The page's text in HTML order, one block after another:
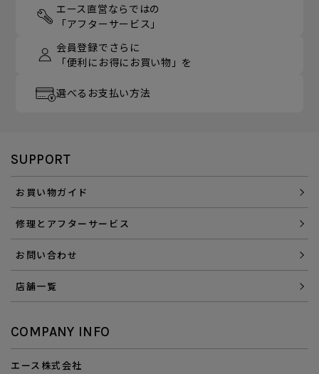
エース直営ならではの
「アフターサービス」
会員登録でさらに
「便利にお得にお買い物」を
選べるお支払い方法
SUPPORT
お買い物ガイド
修理とアフターサービス
お問い合わせ
店舗一覧
COMPANY INFO
エース株式会社